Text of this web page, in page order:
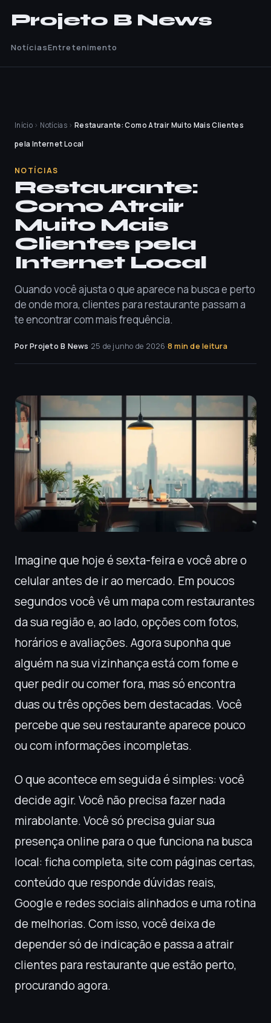
Projeto B News
NotíciasEntretenimento
Início › Notícias › Restaurante: Como Atrair Muito Mais Clientes
pela Internet Local
NOTÍCIAS
Restaurante:
Como Atrair
Muito Mais
Clientes pela
Internet Local
Quando você ajusta o que aparece na busca e perto
de onde mora, clientes para restaurante passam a
te encontrar com mais frequência.
Por Projeto B News·25 de junho de 2026·8 min de leitura
Imagine que hoje é sexta-feira e você abre o
celular antes de ir ao mercado. Em poucos
segundos você vê um mapa com restaurantes
da sua região e, ao lado, opções com fotos,
horários e avaliações. Agora suponha que
alguém na sua vizinhança está com fome e
quer pedir ou comer fora, mas só encontra
duas ou três opções bem destacadas. Você
percebe que seu restaurante aparece pouco
ou com informações incompletas.
O que acontece em seguida é simples: você
decide agir. Você não precisa fazer nada
mirabolante. Você só precisa guiar sua
presença online para o que funciona na busca
local: ficha completa, site com páginas certas,
conteúdo que responde dúvidas reais,
Google e redes sociais alinhados e uma rotina
de melhorias. Com isso, você deixa de
depender só de indicação e passa a atrair
clientes para restaurante que estão perto,
procurando agora.